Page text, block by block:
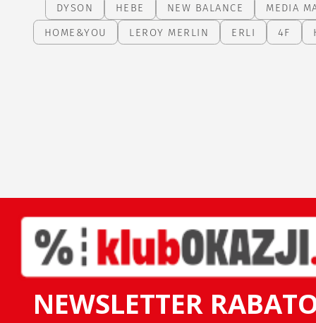
DYSON
HEBE NEW BALANCE
MEDIA
HOME&YOU
LEROY MERLIN ERLI 4F